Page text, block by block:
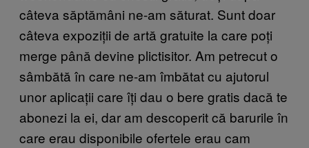
câteva săptămâni ne-am săturat. Sunt doar
câteva expoziții de artă gratuite la care poți
merge până devine plictisitor. Am petrecut o
sâmbătă în care ne-am îmbătat cu ajutorul
unor aplicații care îți dau o bere gratis dacă te
abonezi la ei, dar am descoperit că barurile în
care erau disponibile ofertele erau cam